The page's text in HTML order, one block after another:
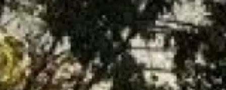
Demander un devis ou une
intervention
Les champs indiqués par un astérisque (*) sont obligatoires
Nom*
Prénom